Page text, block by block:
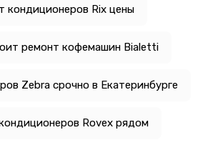
кондиционеров Rix цены
ремонт кофемашин Bialetti
Zebra срочно в Екатеринбурге
Rovex рядом